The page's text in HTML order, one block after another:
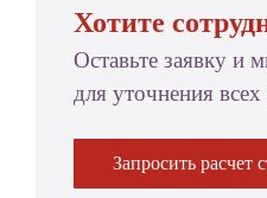
Хотите
Оставьте заявку и
для уточнения всех
Запросить расчет